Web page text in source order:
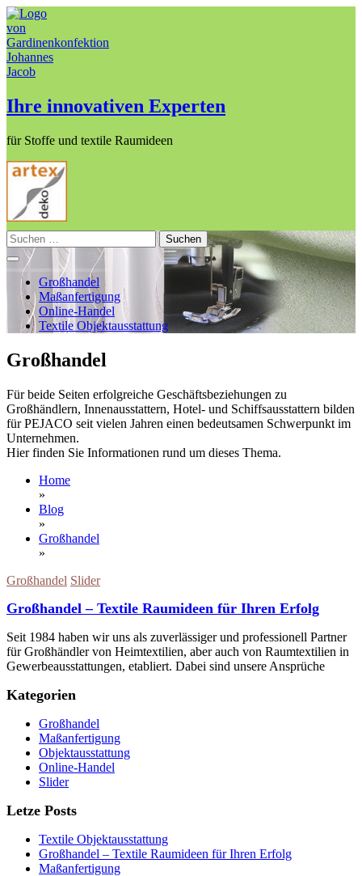
Skip
to
content
Ihre innovativen Experten
für Stoffe und textile Raumideen
Suchen
nach:
Großhandel
Maßanfertigung
Online-Handel
Textile Objektausstattung
Großhandel
Für beide Seiten erfolgreiche Geschäftsbeziehungen zu
Großhändlern, Innenausstattern, Hotel- und Schiffsausstattern bilden
für PEJACO seit vielen Jahren einen bedeutsamen Schwerpunkt im
Unternehmen.
Hier finden Sie Informationen rund um dieses Thema.
Home
»
Blog
»
Großhandel
»
Großhandel Slider
Großhandel – Textile Raumideen für Ihren Erfolg
Seit 1984 haben wir uns als zuverlässiger und professionell Partner
für Großhändler von Heimtextilien, aber auch von Raumtextilien in
Gewerbeausstattungen, etabliert. Dabei sind unsere Ansprüche
Kategorien
Großhandel
Maßanfertigung
Objektausstattung
Online-Handel
Slider
Letze Posts
Textile Objektausstattung
Großhandel – Textile Raumideen für Ihren Erfolg
Maßanfertigung